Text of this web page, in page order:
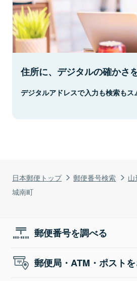
日本郵便トップ 郵便番号検索 山
城南町
住所に、デジタルの確かさを
デジタルアドレスで入力も検索もス
郵便番号を調べる
郵便局・ATM・ポスト